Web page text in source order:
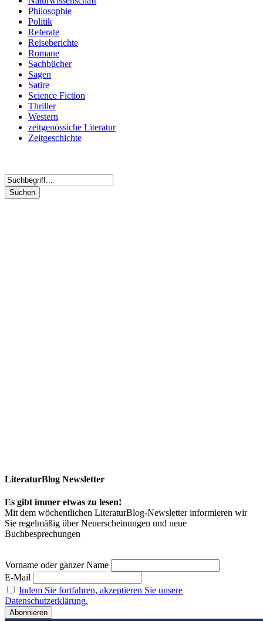
Philosophie
Politik
Referate
Reiseberichte
Romane
Sachbücher
Sagen
Satire
Science Fiction
Thriller
Western
zeitgenössiche Literatur
Zeitgeschichte
LiteraturBlog Newsletter
Es gibt immer etwas zu lesen!
Mit dem wöchentlichen LiteraturBlog-Newsletter informieren wir
Sie regelmäßig über Neuerscheinungen und neue
Buchbesprechungen
Vorname oder ganzer Name
E-Mail
Indem Sie fortfahren, akzeptieren Sie unsere
Datenschutzerklärung.